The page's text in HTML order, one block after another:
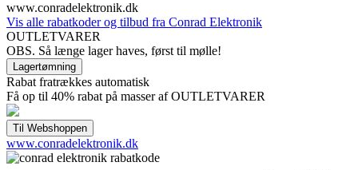
www.conradelektronik.dk
Vis alle rabatkoder og tilbud fra Conrad Elektronik
OUTLETVARER
OBS. Så længe lager haves, først til mølle!
Rabat fratrækkes automatisk
Få op til 40% rabat på masser af OUTLETVARER
www.conradelektronik.dk